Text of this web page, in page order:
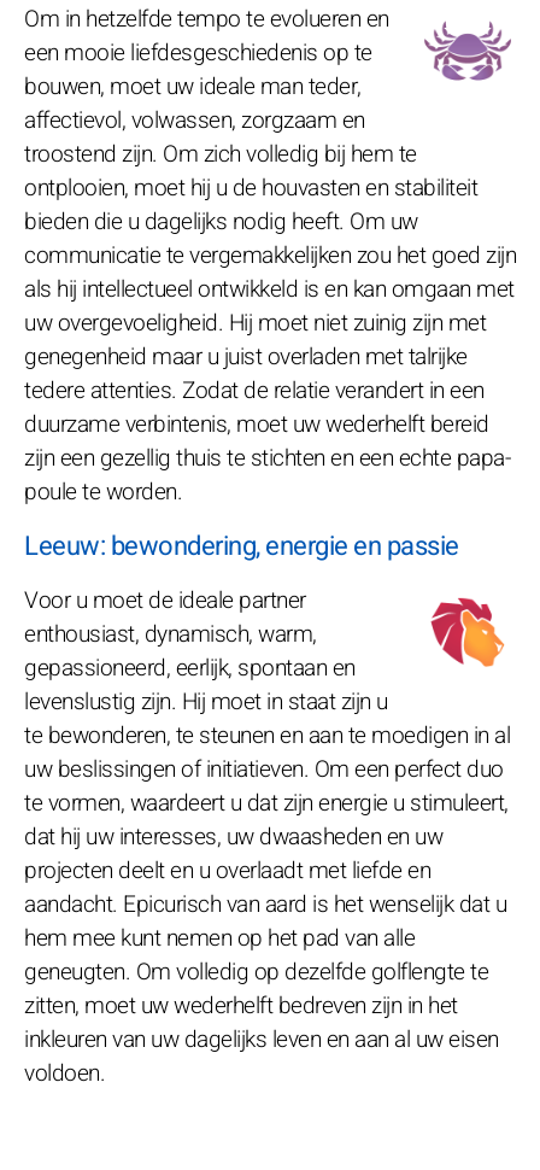
Om in hetzelfde tempo te evolueren en
een mooie liefdesgeschiedenis op te
bouwen, moet uw ideale man teder,
affectievol, volwassen, zorgzaam en
troostend zijn. Om zich volledig bij hem te
ontplooien, moet hij u de houvasten en stabiliteit
bieden die u dagelijks nodig heeft. Om uw
communicatie te vergemakkelijken zou het goed zijn
als hij intellectueel ontwikkeld is en kan omgaan met
uw overgevoeligheid. Hij moet niet zuinig zijn met
genegenheid maar u juist overladen met talrijke
tedere attenties. Zodat de relatie verandert in een
duurzame verbintenis, moet uw wederhelft bereid
zijn een gezellig thuis te stichten en een echte papa-
poule te worden.
Leeuw: bewondering, energie en passie
Voor u moet de ideale partner
enthousiast, dynamisch, warm,
gepassioneerd, eerlijk, spontaan en
levenslustig zijn. Hij moet in staat zijn u
te bewonderen, te steunen en aan te moedigen in al
uw beslissingen of initiatieven. Om een perfect duo
te vormen, waardeert u dat zijn energie u stimuleert,
dat hij uw interesses, uw dwaasheden en uw
projecten deelt en u overlaadt met liefde en
aandacht. Epicurisch van aard is het wenselijk dat u
hem mee kunt nemen op het pad van alle
geneugten. Om volledig op dezelfde golflengte te
zitten, moet uw wederhelft bedreven zijn in het
inkleuren van uw dagelijks leven en aan al uw eisen
voldoen.